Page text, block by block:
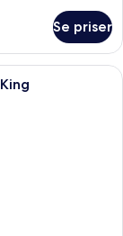
Se priser
med en